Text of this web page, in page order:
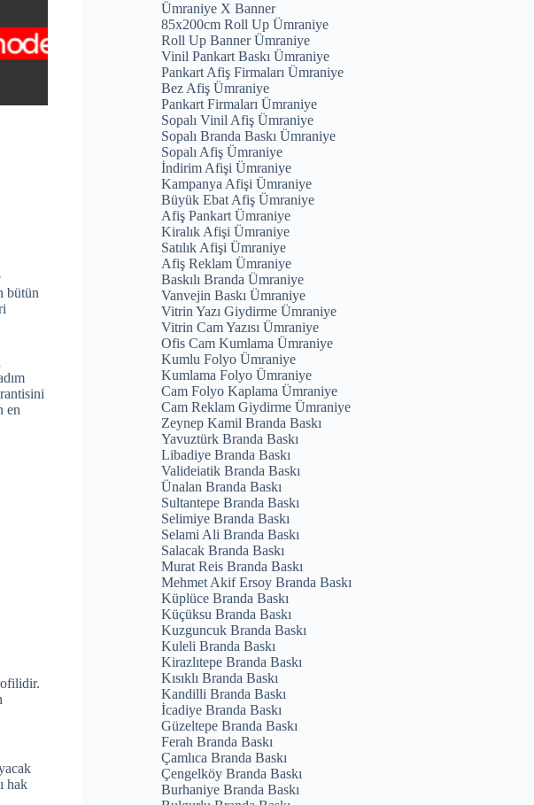
bütün
en
hak
Ümraniye X Banner
85x200cm Roll Up Ümraniye
Roll Up Banner Ümraniye
Vinil Pankart Baskı Ümraniye
Pankart Afiş Firmaları Ümraniye
Bez Afiş Ümraniye
Pankart Firmaları Ümraniye
Sopalı Vinil Afiş Ümraniye
Sopalı Branda Baskı Ümraniye
Sopalı Afiş Ümraniye
İndirim Afişi Ümraniye
Kampanya Afişi Ümraniye
Büyük Ebat Afiş Ümraniye
Afiş Pankart Ümraniye
Kiralık Afişi Ümraniye
Satılık Afişi Ümraniye
Afiş Reklam Ümraniye
Baskılı Branda Ümraniye
Vanvejin Baskı Ümraniye
Vitrin Yazı Giydirme Ümraniye
Vitrin Cam Yazısı Ümraniye
Ofis Cam Kumlama Ümraniye
Kumlu Folyo Ümraniye
Kumlama Folyo Ümraniye
Cam Folyo Kaplama Ümraniye
Cam Reklam Giydirme Ümraniye
Zeynep Kamil Branda Baskı
Yavuztürk Branda Baskı
Libadiye Branda Baskı
Valideiatik Branda Baskı
Ünalan Branda Baskı
Sultantepe Branda Baskı
Selimiye Branda Baskı
Selami Ali Branda Baskı
Salacak Branda Baskı
Murat Reis Branda Baskı
Mehmet Akif Ersoy Branda Baskı
Küplüce Branda Baskı
Küçüksu Branda Baskı
Kuzguncuk Branda Baskı
Kuleli Branda Baskı
Kirazlıtepe Branda Baskı
Kısıklı Branda Baskı
Kandilli Branda Baskı
İcadiye Branda Baskı
Güzeltepe Branda Baskı
Ferah Branda Baskı
Çamlıca Branda Baskı
Çengelköy Branda Baskı
Burhaniye Branda Baskı